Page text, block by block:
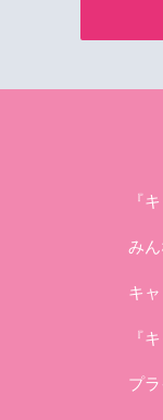
『
み
キ
『
プ